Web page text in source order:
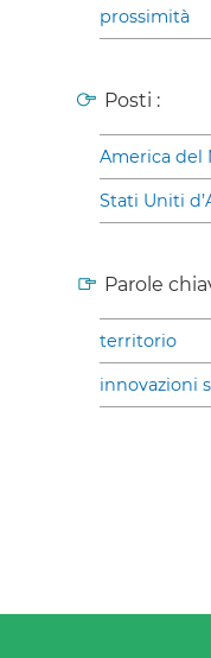
prossimità
Posti :
America del
Stati Uniti
Parole
territorio
innovazioni